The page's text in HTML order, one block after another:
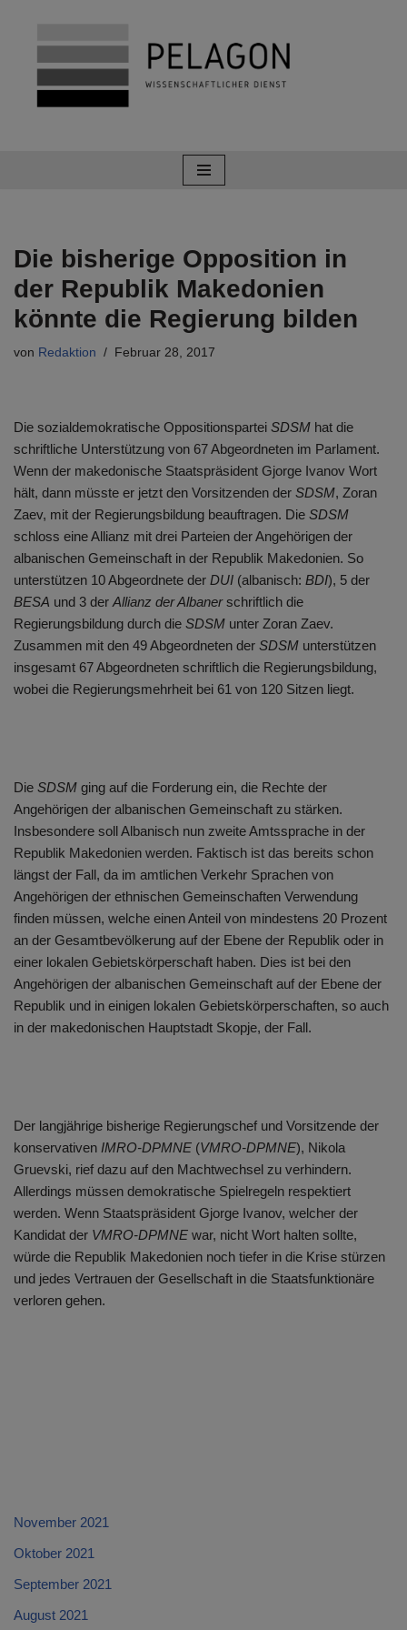
Zum
Inhalt
springen
Die bisherige Opposition in
der Republik Makedonien
könnte die Regierung bilden
von Redaktion Februar 28, 2017
Die sozialdemokratische Oppositionspartei SDSM hat die
schriftliche Unterstützung von 67 Abgeordneten im Parlament.
Wenn der makedonische Staatspräsident Gjorge Ivanov Wort
hält, dann müsste er jetzt den Vorsitzenden der SDSM, Zoran
Zaev, mit der Regierungsbildung beauftragen. Die SDSM
schloss eine Allianz mit drei Parteien der Angehörigen der
albanischen Gemeinschaft in der Republik Makedonien. So
unterstützen 10 Abgeordnete der DUI (albanisch: BDI), 5 der
BESA und 3 der Allianz der Albanerschriftlich die
Regierungsbildung durch die SDSM unter Zoran Zaev.
Zusammen mit den 49 Abgeordneten der SDSM unterstützen
insgesamt 67 Abgeordneten schriftlich die Regierungsbildung,
wobei die Regierungsmehrheit bei 61 von 120 Sitzen liegt.
Die SDSM ging auf die Forderung ein, die Rechte der
Angehörigen der albanischen Gemeinschaft zu stärken.
Insbesondere soll Albanisch nun zweite Amtssprache in der
Republik Makedonien werden. Faktisch ist das bereits schon
längst der Fall, da im amtlichen Verkehr Sprachen von
Angehörigen der ethnischen Gemeinschaften Verwendung
finden müssen, welche einen Anteil von mindestens 20 Prozent
an der Gesamtbevölkerung auf der Ebene der Republik oder in
einer lokalen Gebietskörperschaft haben. Dies ist bei den
Angehörigen der albanischen Gemeinschaft auf der Ebene der
Republik und in einigen lokalen Gebietskörperschaften, so auch
in der makedonischen Hauptstadt Skopje, der Fall.
Der langjährige bisherige Regierungschef und Vorsitzende der
konservativen IMRO-DPMNE (VMRO-DPMNE), Nikola
Gruevski, rief dazu auf den Machtwechsel zu verhindern.
Allerdings müssen demokratische Spielregeln respektiert
werden. Wenn Staatspräsident Gjorge Ivanov, welcher der
Kandidat der VMRO-DPMNE war, nicht Wort halten sollte,
würde die Republik Makedonien noch tiefer in die Krise stürzen
und jedes Vertrauen der Gesellschaft in die Staatsfunktionäre
verloren gehen.
November 2021
Oktober 2021
September 2021
August 2021